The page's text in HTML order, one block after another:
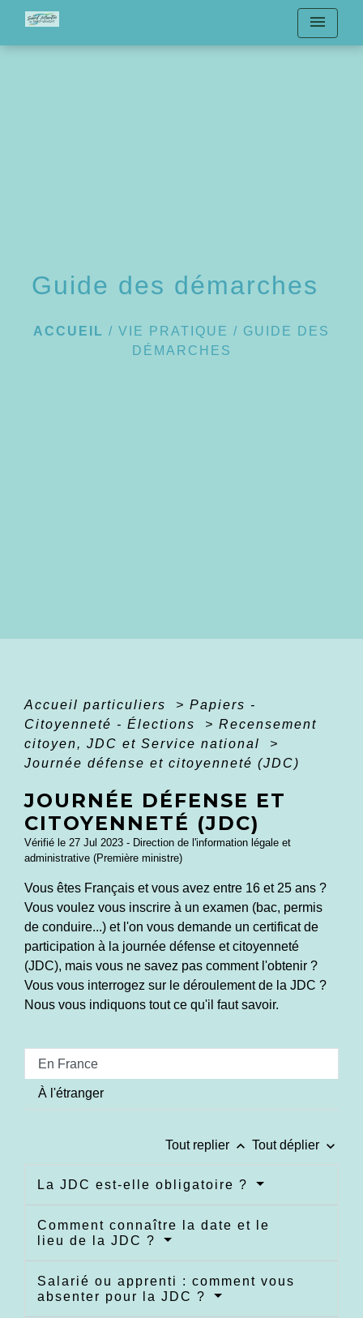
menu
Guide des démarches
ACCUEIL / VIE PRATIQUE / GUIDE DES
DÉMARCHES
Accueil particuliers > Papiers -
Citoyenneté - Élections
> Recensement
citoyen, JDC et Service national
>
Journée défense et citoyenneté (JDC)
JOURNÉE DÉFENSE ET
CITOYENNETÉ (JDC)
Vérifié le 27 Jul 2023 - Direction de l'information légale et
administrative (Première ministre)
Vous êtes Français et vous avez entre 16 et 25 ans ?
Vous voulez vous inscrire à un examen (bac, permis
de conduire...) et l'on vous demande un certificat de
participation à la journée défense et citoyenneté
(JDC), mais vous ne savez pas comment l'obtenir ?
Vous vous interrogez sur le déroulement de la JDC ?
Nous vous indiquons tout ce qu'il faut savoir.
En France
À l'étranger
Tout replier keyboard_arrow_up Tout déplier keyboard_arrow_down
La JDC est-elle obligatoire ?
Comment connaître la date et le
lieu de la JDC ?
Salarié ou apprenti : comment vous
absenter pour la JDC ?